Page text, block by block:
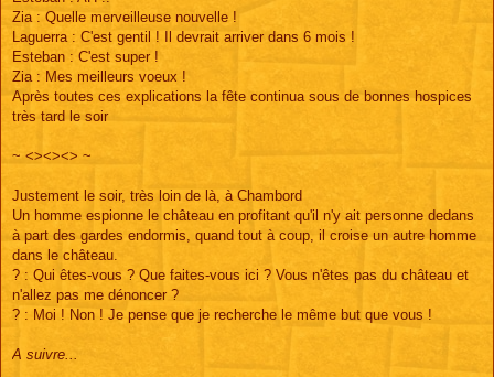
Zia : Quelle merveilleuse nouvelle !
Laguerra : C'est gentil ! Il devrait arriver dans 6 mois !
Esteban : C'est super !
Zia : Mes meilleurs voeux !
Après toutes ces explications la fête continua sous de bonnes hospices
très tard le soir
~ <><><> ~
Justement le soir, très loin de là, à Chambord
Un homme espionne le château en profitant qu'il n'y ait personne dedans
à part des gardes endormis, quand tout à coup, il croise un autre homme
dans le château.
? : Qui êtes-vous ? Que faites-vous ici ? Vous n'êtes pas du château et
n'allez pas me dénoncer ?
? : Moi ! Non ! Je pense que je recherche le même but que vous !
A suivre...